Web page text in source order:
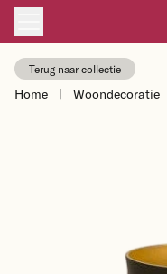
Skip to content
Terug naar collectie
Home | Woondecoratie